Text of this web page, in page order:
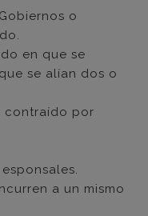
o
en que se
se alían dos o
contraído por
a un mismo